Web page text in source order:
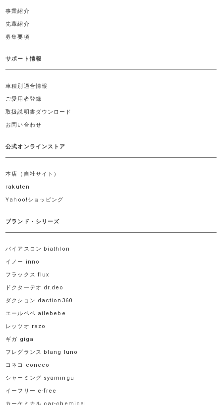
事業紹介
先輩紹介
募集要項
サポート情報
車種別適合情報
ご愛用者登録
取扱説明書ダウンロード
お問い合わせ
公式オンラインストア
本店（自社サイト）
rakuten
Yahoo!ショッピング
ブランド・シリーズ
バイアスロン biathlon
イノー inno
フラックス flux
ドクターデオ dr.deo
ダクション daction360
エールベベ ailebebe
レッツオ razo
ギガ giga
フレグランス blang luno
コネコ coneco
シャーミング syamingu
イーフリー e-free